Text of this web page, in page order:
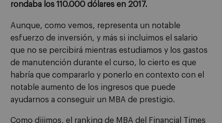
rondaba los 110.000 dólares en 2017.
Aunque, como vemos, representa un notable
esfuerzo de inversión, y más si incluimos el salario
que no se percibirá mientras estudiamos y los gastos
de manutención durante el curso, lo cierto es que
habría que compararlo y ponerlo en contexto con el
notable aumento de los ingresos que puede
ayudarnos a conseguir un MBA de prestigio.
Como dijimos, el ranking de MBA del Financial Times